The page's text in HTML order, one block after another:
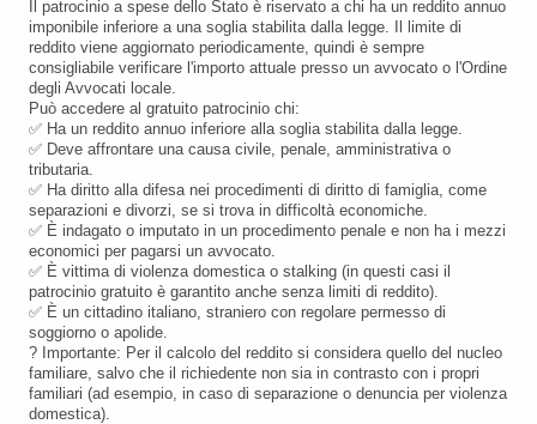
Il patrocinio a spese dello Stato è riservato a chi ha un reddito annuo
imponibile inferiore a una soglia stabilita dalla legge. Il limite di
reddito viene aggiornato periodicamente, quindi è sempre
consigliabile verificare l'importo attuale presso un avvocato o l'Ordine
degli Avvocati locale.
Può accedere al gratuito patrocinio chi:
✅ Ha un reddito annuo inferiore alla soglia stabilita dalla legge.
✅ Deve affrontare una causa civile, penale, amministrativa o
tributaria.
✅ Ha diritto alla difesa nei procedimenti di diritto di famiglia, come
separazioni e divorzi, se si trova in difficoltà economiche.
✅ È indagato o imputato in un procedimento penale e non ha i mezzi
economici per pagarsi un avvocato.
✅ È vittima di violenza domestica o stalking (in questi casi il
patrocinio gratuito è garantito anche senza limiti di reddito).
✅ È un cittadino italiano, straniero con regolare permesso di
soggiorno o apolide.
? Importante: Per il calcolo del reddito si considera quello del nucleo
familiare, salvo che il richiedente non sia in contrasto con i propri
familiari (ad esempio, in caso di separazione o denuncia per violenza
domestica).